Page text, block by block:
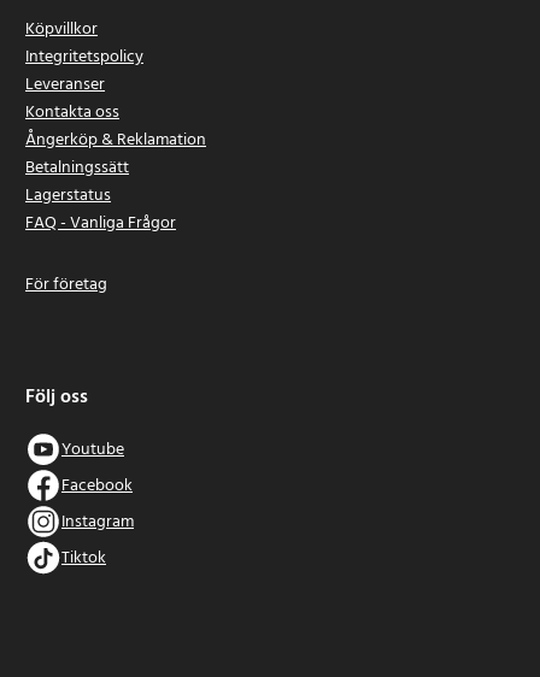
Köpvillkor
Integritetspolicy
Leveranser
Kontakta oss
Ångerköp & Reklamation
Betalningssätt
Lagerstatus
FAQ - Vanliga Frågor
För företag
Följ oss
Youtube
Facebook
Instagram
Tiktok